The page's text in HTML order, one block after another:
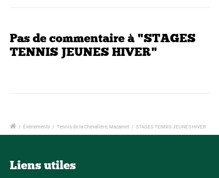
Pas de commentaire à "STAGES
TENNIS JEUNES HIVER"
/ Événements / Tennis de la Chevalière, Mazamet / STAGES TENNIS JEUNES HIVER
Liens utiles